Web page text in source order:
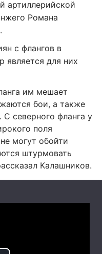
артиллерийской
Романа
с флангов в
является для них
им мешает
бои, а также
северного фланга у
поля
могут обойти
штурмовать
Калашников.